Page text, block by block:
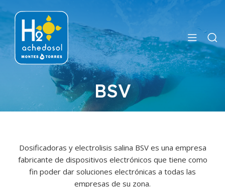
BSV
Dosificadoras y electrolisis salina BSV es una empresa
fabricante de dispositivos electrónicos que tiene como
fin poder dar soluciones electrónicas a todas las
empresas de su zona.